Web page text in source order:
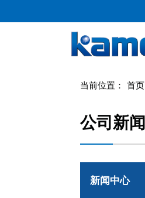
当前位置： 首页
公司新闻
新闻中心